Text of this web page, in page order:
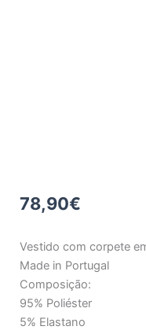
78,90€
Vestido com corpete
Made in Portugal
Composição:
95% Poliéster
5% Elastano